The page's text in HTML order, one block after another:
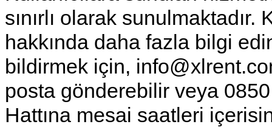
sınırlı olarak
hakkında daha fazla bilgi
bildirmek için,
posta gönderebilir veya
Hattına mesai saatleri